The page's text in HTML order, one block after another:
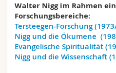
Walter Nigg im Rahmen
Forschungsbereiche:
Tersteegen-Forschung
Nigg und die Ökumene
Evangelische Spiritualität
Nigg und die Wissenschaft